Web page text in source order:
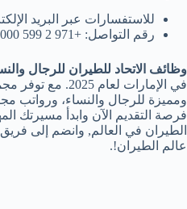
للاستفسارات عبر البريد
رقم التواصل: +971 2 599 0000
وظائف الاتحاد للطيران للرجال
في الإمارات لعام
ومميزة للرجال والنساء، ورواتب
فرصة التقديم الآن وابدأ مسيرتك
الطيران في العالم, وانضم إلى
عالم الطيران!.